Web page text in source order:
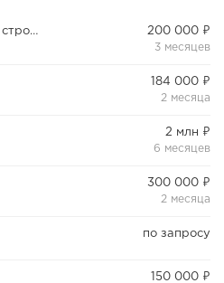
Центр деревянного строительства
200 000 ₽
3 месяцев
184 000 ₽
2 месяца
2 млн ₽
6 месяцев
300 000 ₽
2 месяца
по запросу
150 000 ₽